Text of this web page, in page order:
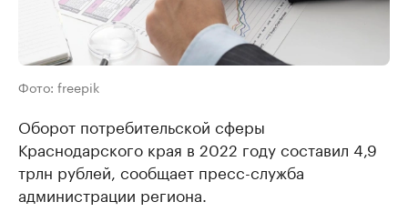
Фото: freepik
Оборот потребительской сферы
Краснодарского края в 2022 году составил 4,9
трлн рублей, сообщает пресс-служба
администрации региона.